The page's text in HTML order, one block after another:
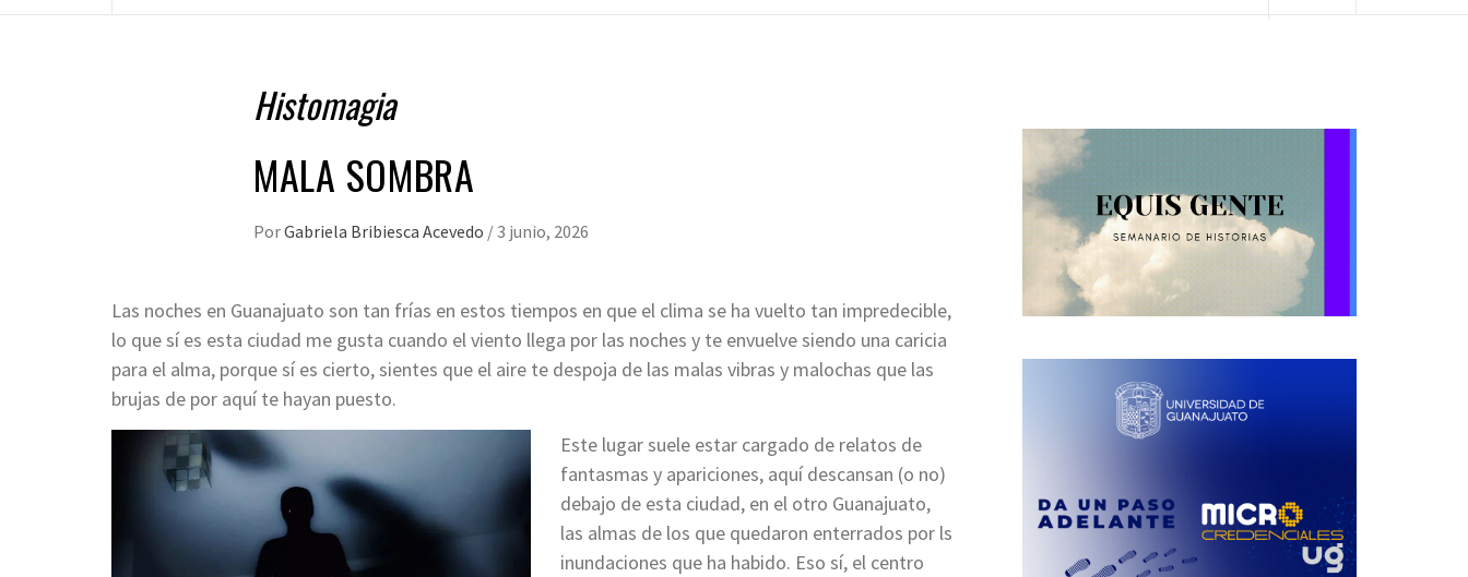
Histomagia
MALA SOMBRA
PorGabriela Bribiesca Acevedo / 3 junio, 2026
Las noches en Guanajuato son tan frías en estos tiempos en que el clima se ha vuelto tan impredecible,
lo que sí es esta ciudad me gusta cuando el viento llega por las noches y te envuelve siendo una caricia
para el alma, porque sí es cierto, sientes que el aire te despoja de las malas vibras y malochas que las
brujas de por aquí te hayan puesto.
Este lugar suele estar cargado de relatos de
fantasmas y apariciones, aquí descansan (o no)
debajo de esta ciudad, en el otro Guanajuato,
las almas de los que quedaron enterrados por ls
inundaciones que ha habido. Eso sí, el centro